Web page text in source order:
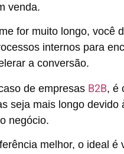
venda.
for muito longo, você
internos para
a conversão.
de empresas B2B, é
seja mais longo devido
negócio.
melhor, o ideal é